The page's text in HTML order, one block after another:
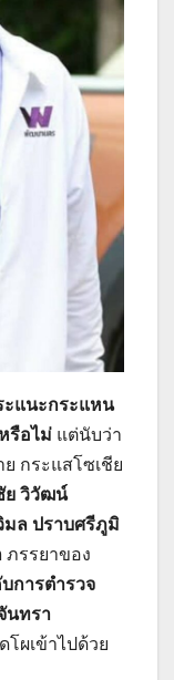
ะแนะกระแหน
รือไม่ แต่นับว่า
กระแสโซเชีย
ย วิวัฒน์
ล ปราบศรีภูมิ
ภรรยาของ
การตำรวจ
นทรา
โผเข้าไปด้วย